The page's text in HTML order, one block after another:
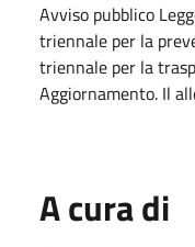
Avviso pubblico
triennale per la
triennale per la
Aggiornamento. Il
A cura di